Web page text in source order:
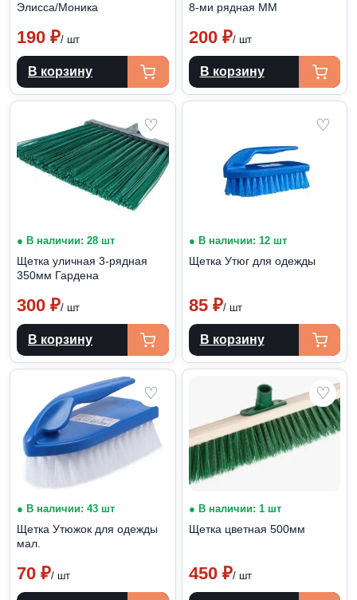
Элисса/Моника
190 ₽/ шт
В корзину
8-ми рядная ММ
200 ₽/ шт
В корзину
♡
● В наличии: 28 шт
Щетка уличная 3-рядная
350мм Гардена
300 ₽/ шт
В корзину
♡
● В наличии: 12 шт
Щетка Утюг для одежды
85 ₽/ шт
В корзину
♡
● В наличии: 43 шт
Щетка Утюжок для одежды
мал.
70 ₽/ шт
♡
● В наличии: 1 шт
Щетка цветная 500мм
450 ₽/ шт